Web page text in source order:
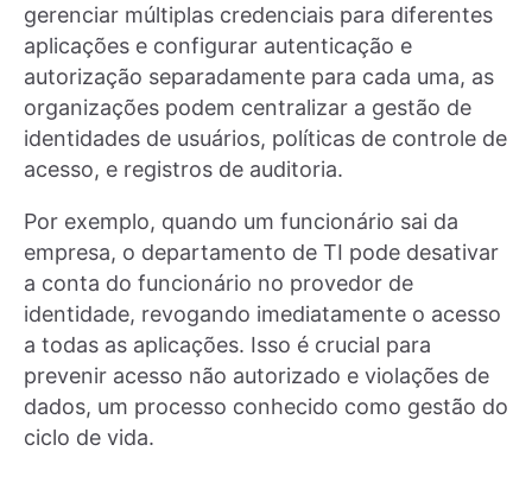
gerenciar múltiplas credenciais para diferentes
aplicações e configurar autenticação e
autorização separadamente para cada uma, as
organizações podem centralizar a gestão de
identidades de usuários, políticas de controle de
acesso, e registros de auditoria.
Por exemplo, quando um funcionário sai da
empresa, o departamento de TI pode desativar
a conta do funcionário no provedor de
identidade, revogando imediatamente o acesso
a todas as aplicações. Isso é crucial para
prevenir acesso não autorizado e violações de
dados, um processo conhecido como gestão do
ciclo de vida.